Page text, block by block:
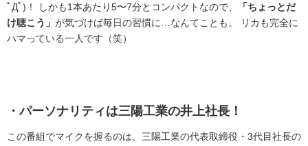
ﾟДﾟ)！ しかも1本あたり5〜7分とコンパクトなので、
「ちょっとだ
け聴こう」 が気づけば毎日の習慣に…なんてことも。 リカも完全に
ハマっている一人です（笑）
・パーソナリティは三陽工業の井上社長！
この番組でマイクを握るのは、三陽工業の代表取締役・3代目社長の